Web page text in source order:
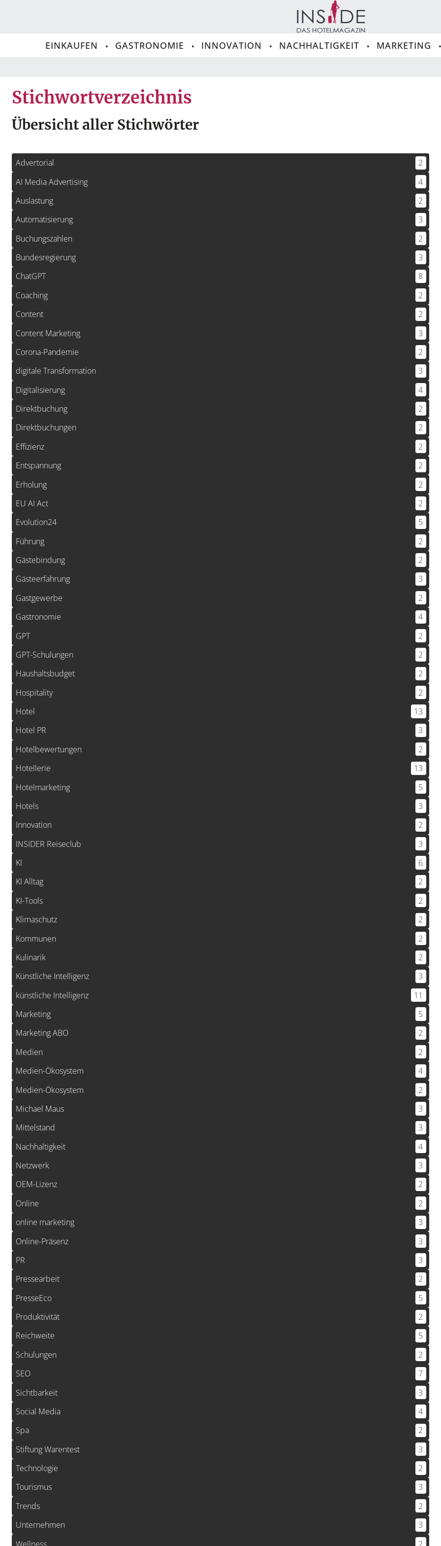
EINKAUFEN GASTRONOMIE INNOVATION NACHHALTIGKEIT MARKETING
Stichwortverzeichnis
Übersicht aller Stichwörter
Advertorial
2
AI Media Advertising
4
Auslastung
2
Automatisierung
3
Buchungszahlen
2
Bundesregierung
3
ChatGPT
8
Coaching
2
Content
2
Content Marketing
3
Corona-Pandemie
2
digitale Transformation
3
Digitalisierung
4
Direktbuchung
2
Direktbuchungen
2
Effizienz
2
Entspannung
2
Erholung
2
EU AI Act
2
Evolution24
5
Führung
2
Gästebindung
2
Gästeerfahrung
3
Gastgewerbe
2
Gastronomie
4
GPT
2
GPT-Schulungen
2
Haushaltsbudget
2
Hospitality
2
Hotel
13
Hotel PR
3
Hotelbewertungen
2
Hotellerie
13
Hotelmarketing
5
Hotels
3
Innovation
2
INSIDER Reiseclub
3
KI
6
KI Alltag
2
KI-Tools
2
Klimaschutz
2
Kommunen
2
Kulinarik
2
Künstliche Intelligenz
3
künstliche Intelligenz
11
Marketing
5
Marketing ABO
2
Medien
2
Medien-Ökosystem
4
Medien-Ökosystem
2
Michael Maus
3
Mittelstand
3
Nachhaltigkeit
4
Netzwerk
3
OEM-Lizenz
2
Online
2
online marketing
3
Online-Präsenz
3
PR
3
Pressearbeit
2
PresseEco
5
Produktivität
2
Reichweite
5
Schulungen
2
SEO
7
Sichtbarkeit
3
Social Media
4
Spa
2
Stiftung Warentest
3
Technologie
2
Tourismus
3
Trends
2
Unternehmen
3
Wellness
2